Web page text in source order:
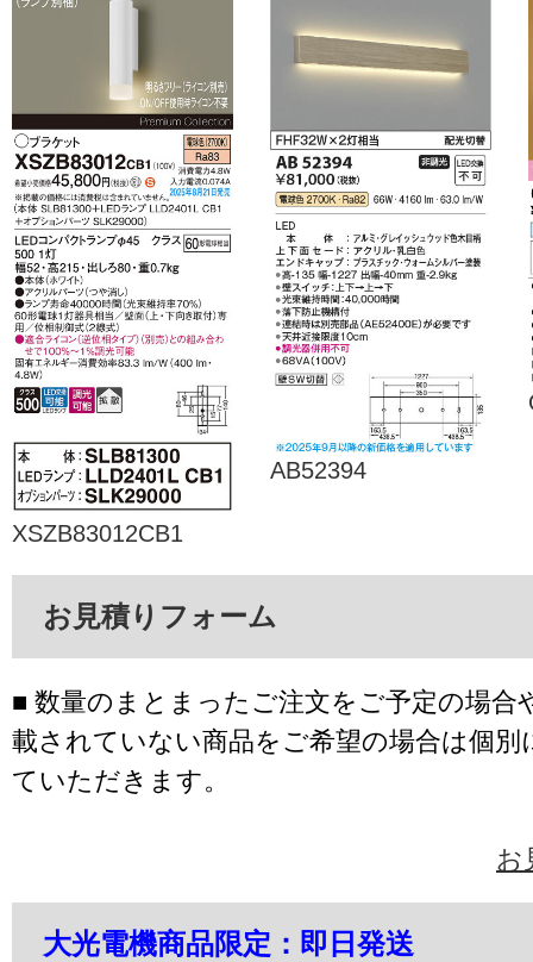
XSZB83012CB1
AB52394
お見積りフォーム
■ 数量のまとまったご注文をご予定の場合
載されていない商品をご希望の場合は個別
ていただきます。
お
大光電機商品限定：即日発送